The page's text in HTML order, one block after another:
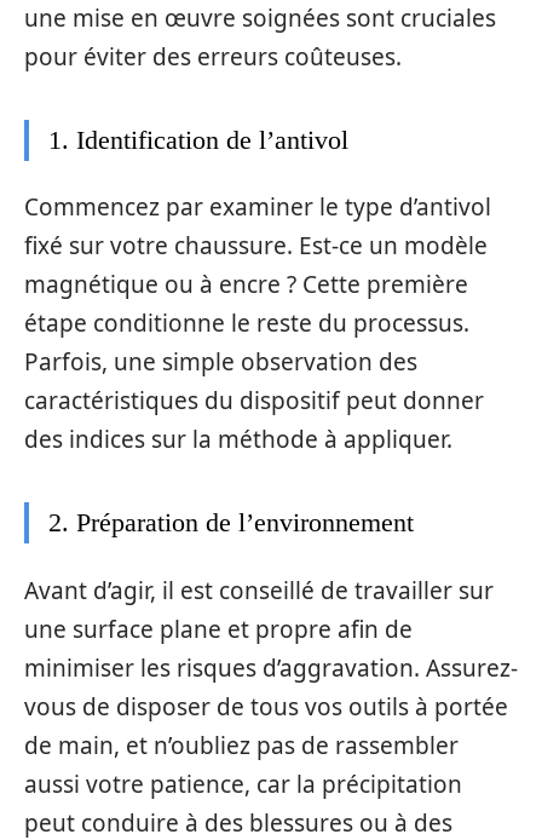
une mise en œuvre soignées sont cruciales
pour éviter des erreurs coûteuses.
1. Identification de l’antivol
Commencez par examiner le type d’antivol
fixé sur votre chaussure. Est-ce un modèle
magnétique ou à encre ? Cette première
étape conditionne le reste du processus.
Parfois, une simple observation des
caractéristiques du dispositif peut donner
des indices sur la méthode à appliquer.
2. Préparation de l’environnement
Avant d’agir, il est conseillé de travailler sur
une surface plane et propre afin de
minimiser les risques d’aggravation. Assurez-
vous de disposer de tous vos outils à portée
de main, et n’oubliez pas de rassembler
aussi votre patience, car la précipitation
peut conduire à des blessures ou à des